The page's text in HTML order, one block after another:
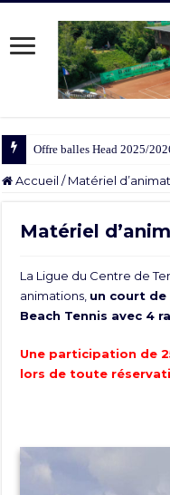
Offre balles Head 2025/
Accueil / Matériel
Matériel
La Ligue du Centre de
animations, un court
Beach Tennis avec 4
Une participation de
lors de toute